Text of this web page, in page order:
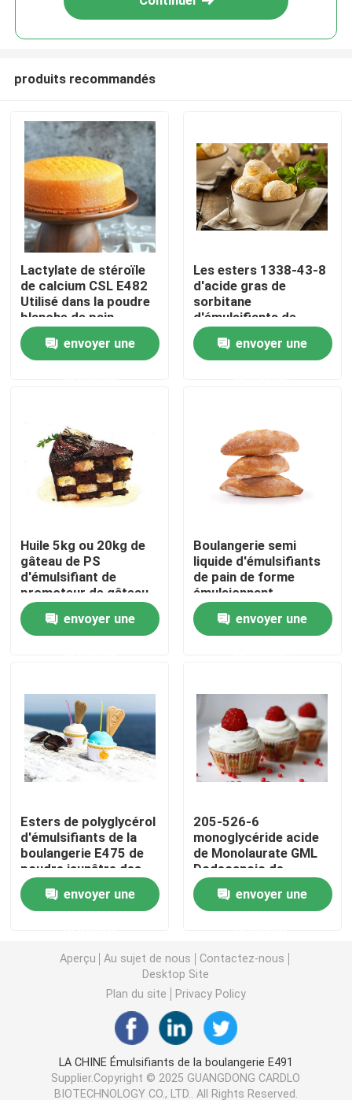
Maison
Produits
Exposition de VR
À propos de nous
Visite d'usine
Contrôle de qualité
Contactez-nous
Demandez une citation
Émulsifiant de catégorie comestible
Émulsifiants alimentaires naturels
Mono et diglycérides
Monostéarate de glycérol
Émulsifiant de promoteur de gâteau
produits recommandés
Lactylate de stéroïle
de calcium CSL E482
Utilisé dans la poudre
blanche de pain
envoyer une
Les esters 1338-43-8
d'acide gras de
sorbitane
d'émulsifiants de
boulangerie enjambent
la cire E491 jaune-
clair
envoyer une
Huile 5kg ou 20kg de
gâteau de PS
d'émulsifiant de
promoteur de gâteau
de boulangerie/baril
Rich Fragrant Flavor
envoyer une
Boulangerie semi
liquide d'émulsifiants
de pain de forme
émulsionnant
hydratant la crème
envoyer une
Esters de polyglycérol
d'émulsifiants de la
boulangerie E475 de
poudre jaunâtre des
acides gras PGE
envoyer une
205-526-6
monoglycéride acide
de Monolaurate GML
Dodecanoic de
glycérol d'émulsifiants
de Bakeyenvoyer une
Aperçu Au sujet de nous
Contactez-nous
Desktop Site
Plan du site
Privacy Policy
LA CHINE Émulsifiants de la boulangerie E491
Supplier.Copyright © 2025 GUANGDONG CARDLO
BIOTECHNOLOGY CO., LTD.. All Rights Reserved.